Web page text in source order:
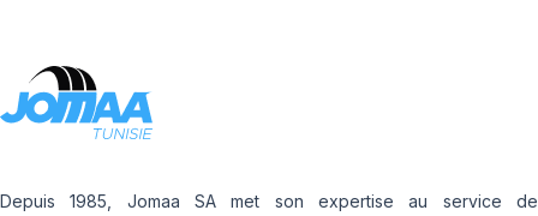
Depuis 1985, Jomaa SA met son expertise au service de